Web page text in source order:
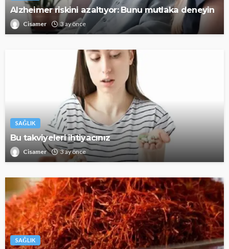
Alzheimer riskini azaltıyor: Bunu mutlaka deneyin
Cisamer 3 ay önce
SAĞLIK
Bu takviyeleri ihtiyacınız
Cisamer 3 ay önce
SAĞLIK